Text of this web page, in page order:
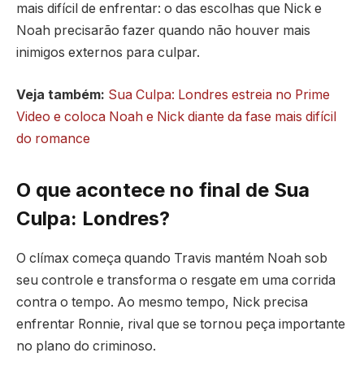
mais difícil de enfrentar: o das escolhas que Nick e
Noah precisarão fazer quando não houver mais
inimigos externos para culpar.
Veja também: Sua Culpa: Londres estreia no Prime
Video e coloca Noah e Nick diante da fase mais difícil
do romance
O que acontece no final de Sua
Culpa: Londres?
O clímax começa quando Travis mantém Noah sob
seu controle e transforma o resgate em uma corrida
contra o tempo. Ao mesmo tempo, Nick precisa
enfrentar Ronnie, rival que se tornou peça importante
no plano do criminoso.